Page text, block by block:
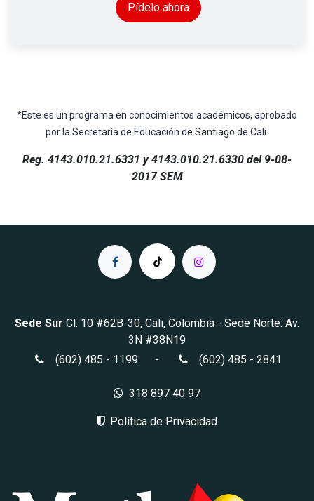
Pídelo ahora
*Este es un programa en conocimientos académicos, aprobado
por la Secretaría de Educación de Santiago de Cali.
Reg. 4143.010.21.6331 y 4143.010.21.6330 del 9-08-
2017 SEM
Sede Sur Cl. 10 #62B-30, Cali, Colombia - Sede Norte: Av.
3N #38N19
(602) 485 - 1199 - (602) 485 - 2841
318 897 40 97
Política de Privacidad